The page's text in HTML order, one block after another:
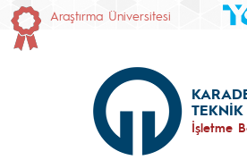
Araştırma Üniversitesi
TEKNİK
İşletme